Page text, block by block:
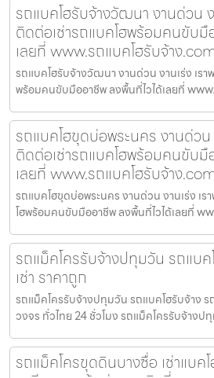
รถแบคโฮรับจ้างวัฒนา งานด่วน
ติดต่อเช่ารถแบคโฮพร้อมคนขับมื
เลยที่ www.รถแบคโฮรับจ้าง
รถแบคโฮรับจ้างวัฒนา งานด่วน งานเร่ง เร
พร้อมคนขับมืออาชีพ ลงพื้นที่ไวได้เลยที่
รถแบคโฮขุดบ่อพระนคร งานด่วน
ติดต่อเช่ารถแบคโฮพร้อมคนขับมื
เลยที่ www.รถแบคโฮรับจ้าง
รถแบคโฮขุดบ่อพระนคร งานด่วน งานเร่ง เ
โฮพร้อมคนขับมืออาชีพ ลงพื้นที่ไวได้เลยที่
รถแม็คโครรับจ้างปทุมวัน รถแบค
เช่า ราคาถูก
รถแม็คโครรับจ้างปทุมวัน รถแบคโฮรับจ้าง ร
วงจร ทั่วไทย 24 ชั่วโมง รถแม็คโครรับจ้างป
รถแม็คโครขุดดินบางซื่อ เช่าแบ